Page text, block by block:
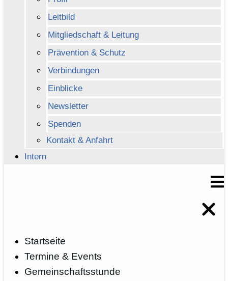
Leitbild
Mitgliedschaft & Leitung
Prävention & Schutz
Verbindungen
Einblicke
Newsletter
Spenden
Kontakt & Anfahrt
Intern
Startseite
Termine & Events
Gemeinschaftsstunde